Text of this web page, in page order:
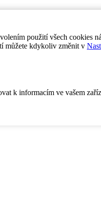
použití všech cookies
můžete kdykoliv změnit v
k informacím ve vašem